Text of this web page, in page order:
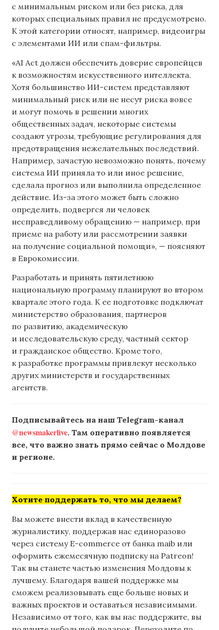
с минимальным риском или без риска, для
которых специальных правил не предусмотрено.
К этой категории относят, например, видеоигры
с элементами ИИ или спам-фильтры.
«AI Act должен обеспечить доверие европейцев
к возможностям искусственного интеллекта.
Хотя большинство ИИ-систем представляют
минимальный риск или не несут риска вовсе
и могут помочь в решении многих
общественных задач, некоторые системы
создают угрозы, требующие регулирования для
предотвращения нежелательных последствий.
Например, зачастую невозможно понять, почему
система ИИ приняла то или иное решение,
сделала прогноз или выполнила определенное
действие. Из-за этого может быть сложно
определить, подвергся ли человек
несправедливому обращению — например, при
приеме на работу или рассмотрении заявки
на получение социальной помощи», — поясняют
в Еврокомиссии.
Разработать и принять пятилетнюю
национальную программу планируют во втором
квартале этого года. К ее подготовке подключат
министерство образования, партнеров
по развитию, академическую
и исследовательскую среду, частный сектор
и гражданское общество. Кроме того,
к разработке программы привлекут несколько
других министерств и государственных
агентств.
Подписывайтесь на наш Telegram-канал
@newsmakerlive. Там оперативно появляется
все, что важно знать прямо сейчас о Молдове
и регионе.
Хотите поддержать то, что мы делаем?
Вы можете внести вклад в качественную
журналистику, поддержав нас единоразово
через систему E-commerce от банка maib или
оформить ежемесячную подписку на Patreon!
Так вы станете частью изменения Молдовы к
лучшему. Благодаря вашей поддержке мы
сможем реализовывать еще больше новых и
важных проектов и оставаться независимыми.
Независимо от того, как вы нас поддержите, вы